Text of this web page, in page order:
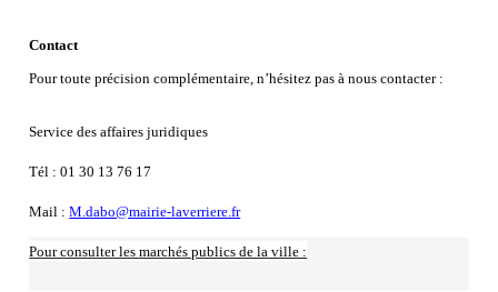
Contact
Pour toute précision complémentaire, n’hésitez pas à nous contacter :
Service des affaires juridiques
Tél : 01 30 13 76 17
Mail :M.dabo@mairie-laverriere.fr
Pour consulter les marchés publics de la ville :